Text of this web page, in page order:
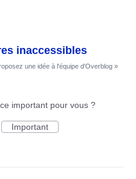
inaccessibles
une idée à l'équipe d'Overblog »
important pour vous ?
Important